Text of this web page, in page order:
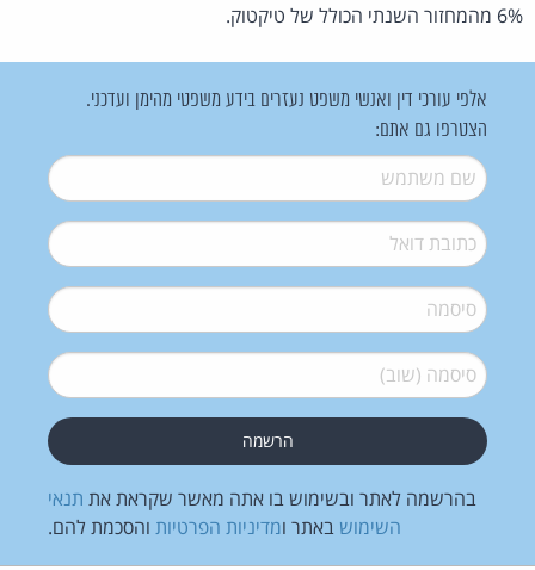
6% מהמחזור השנתי הכולל של טיקטוק.
אלפי עורכי דין ואנשי משפט נעזרים בידע משפטי מהימן ועדכני.
הצטרפו גם אתם:
שם משתמש*
דואל*
סיסמה*
סיסמה (שוב)*
בהרשמה לאתר ובשימוש בו אתה מאשר שקראת את תנאי
השימוש באתר ומדיניות הפרטיות והסכמת להם.